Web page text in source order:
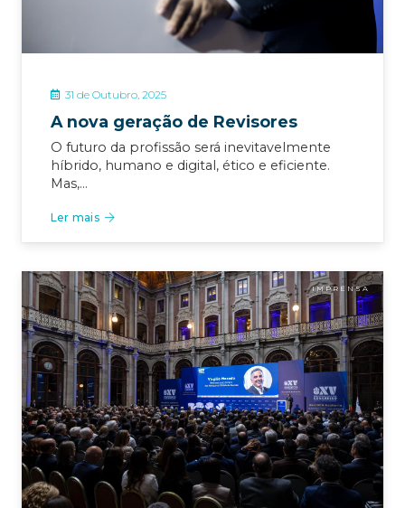
31 de Outubro, 2025
A nova geração de Revisores
O futuro da profissão será inevitavelmente
híbrido, humano e digital, ético e eficiente.
Mas,…
Ler mais
IMPRENSA